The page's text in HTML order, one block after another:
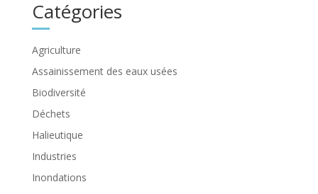
Catégories
Agriculture
Assainissement des eaux usées
Biodiversité
Déchets
Halieutique
Industries
Inondations